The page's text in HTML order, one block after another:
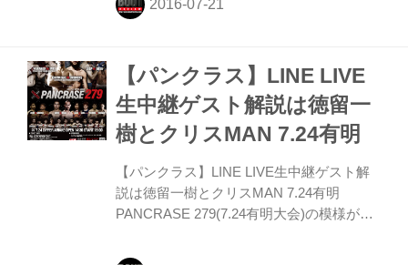
去に敗戦を喫しているジョナサン・ブルッ
【パンクラス】LINE LIVE
生中継ゲスト解説は徳留一
樹とクリスMAN 7.24有明
【パンクラス】LINE LIVE生中継ゲスト解
説は徳留一樹とクリスMAN 7.24有明
PANCRASE 279(7.24有明大会)の模様が、
fightpass(英語)で生中継される。実況・解